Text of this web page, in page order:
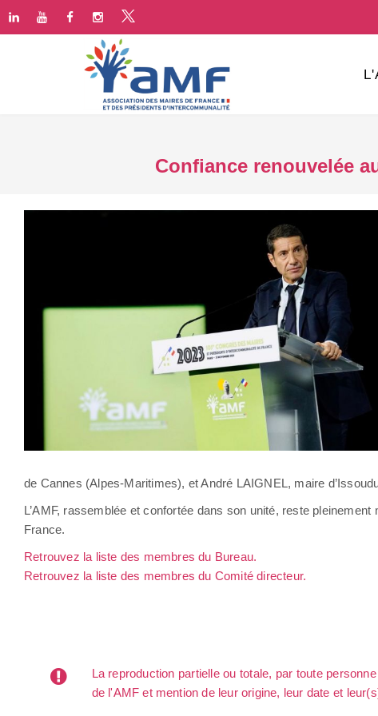
Confiance renouvelée
de Cannes (Alpes-Maritimes), et André LAIGNEL, maire
L’AMF, rassemblée et confortée dans son unité, reste
France.
Retrouvez la liste des membres du Bureau.
Retrouvez la liste des membres du Comité directeur.
La reproduction partielle ou totale, par toute
de l'AMF et mention de leur origine, leur date et